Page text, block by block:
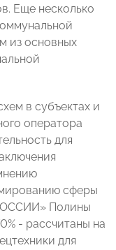
Еще несколько
из основных
в субъектах и
оператора
для
сферы
Полины
- рассчитаны на
для